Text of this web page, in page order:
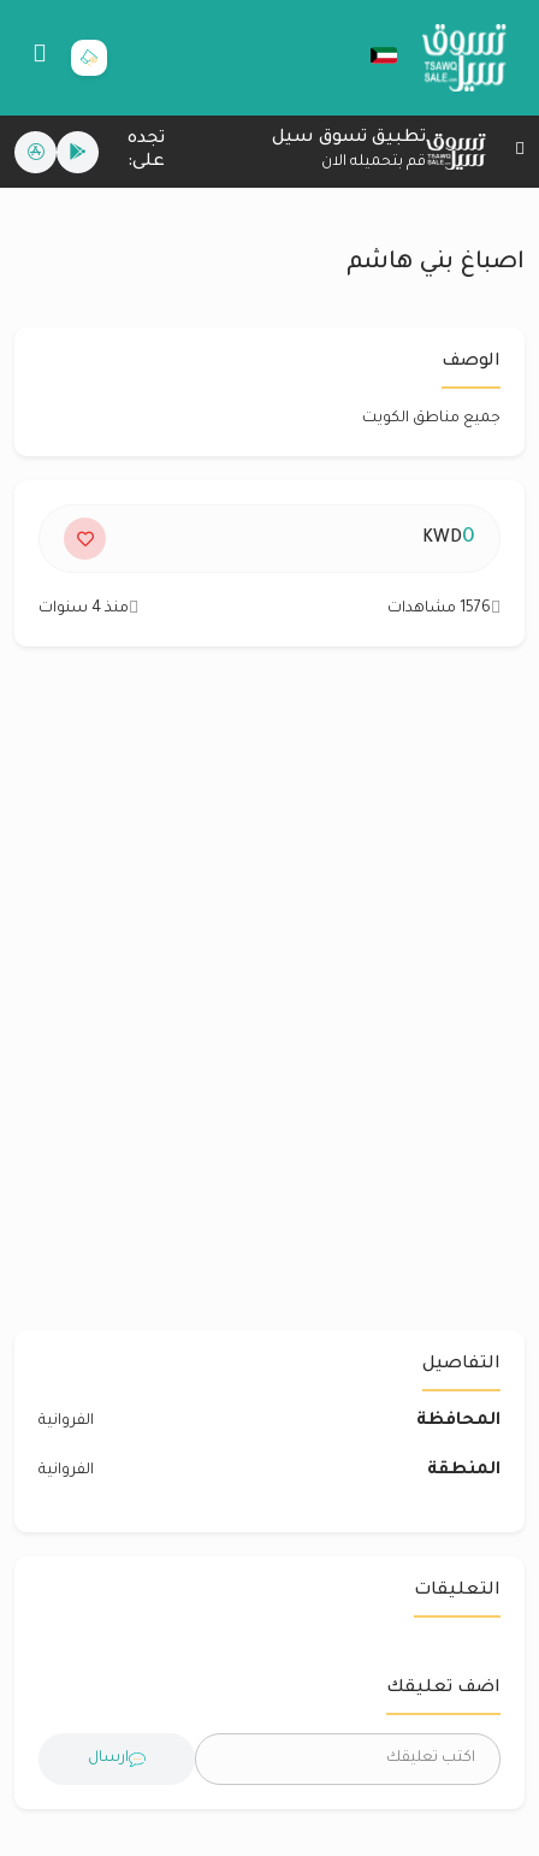
تطبيق تسوق سيل
قم بتحميله الان
تجده
على:
اصباغ بني هاشم
الوصف
جميع مناطق الكويت
0
KWD
1576 مشاهدات منذ 4 سنوات
التفاصيل
المحافظة الفروانية
المنطقة الفروانية
التعليقات
اضف تعليقك
ارسال